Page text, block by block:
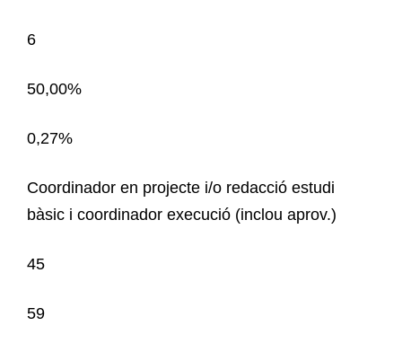
6
50,00%
0,27%
Coordinador en projecte i/o redacció estudi
bàsic i coordinador execució (inclou aprov.)
45
59